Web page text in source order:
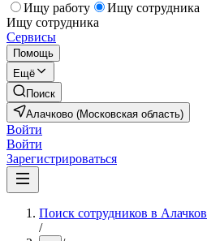
Ищу работу
Ищу сотрудника
Ищу сотрудника
Сервисы
Помощь
Ещё
Поиск
Алачково (Московская область)
Войти
Войти
Зарегистрироваться
Поиск сотрудников в
/